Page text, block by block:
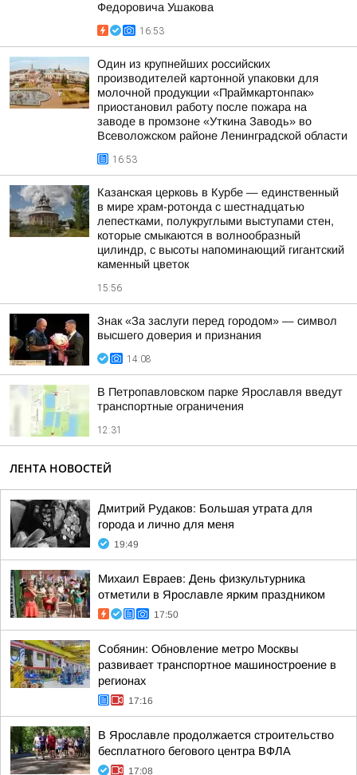
Федоровича Ушакова
16:53
Один из крупнейших российских
производителей картонной упаковки для
молочной продукции «Праймкартонпак»
приостановил работу после пожара на
заводе в промзоне «Уткина Заводь» во
Всеволожском районе Ленинградской области
16:53
Казанская церковь в Курбе — единственный
в мире храм-ротонда с шестнадцатью
лепестками, полукруглыми выступами стен,
которые смыкаются в волнообразный
цилиндр, с высоты напоминающий гигантский
каменный цветок
15:56
Знак «За заслуги перед городом» — символ
высшего доверия и признания
14:08
В Петропавловском парке Ярославля введут
транспортные ограничения
12:31
ЛЕНТА НОВОСТЕЙ
Дмитрий Рудаков: Большая утрата для
города и лично для меня
19:49
Михаил Евраев: День физкультурника
отметили в Ярославле ярким праздником
17:50
Собянин: Обновление метро Москвы
развивает транспортное машиностроение в
регионах
17:16
В Ярославле продолжается строительство
бесплатного бегового центра ВФЛА
17:08